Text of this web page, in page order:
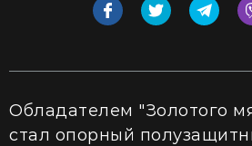
Обладателем "Золотого
стал опорный